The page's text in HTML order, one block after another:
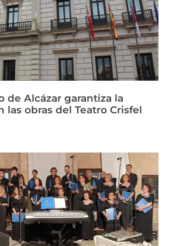
de Alcázar garantiza la
las obras del Teatro Crisfel